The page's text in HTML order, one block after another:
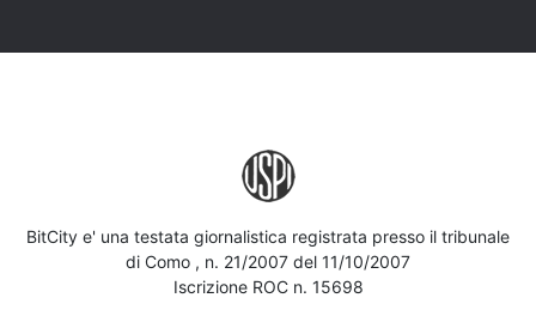
BitCity e' una testata giornalistica registrata presso il tribunale
di Como , n. 21/2007 del 11/10/2007
Iscrizione ROC n. 15698